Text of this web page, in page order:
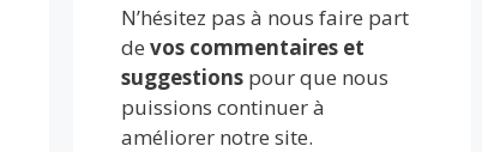
N’hésitez pas à nous faire part
devos commentaires et
suggestions pour que nous
puissions continuer à
améliorer notre site.